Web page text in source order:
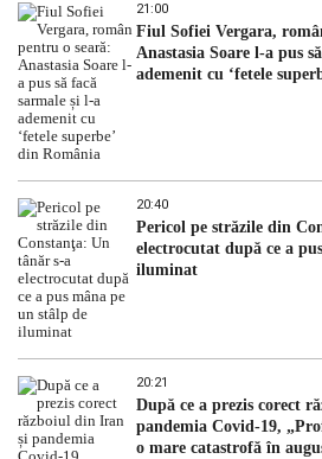
21:00
Fiul Sofiei Vergara,
Anastasia Soare l-a pus
ademenit cu ‘fetele
20:40
Pericol pe străzile din
electrocutat după ce a
iluminat
20:21
După ce a prezis corect
pandemia Covid-19,
o mare catastrofă în